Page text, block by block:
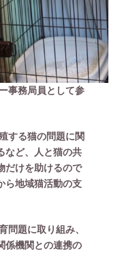
事務局員として参
する猫の問題に関
など、人と猫の共
だけを助けるので
ら地域猫活動の支
問題に取り組み、
係機関との連携の